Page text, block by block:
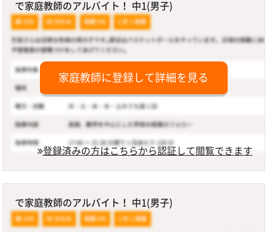
で家庭教師のアルバイト！ 中1(男子)
家庭教師に登録して詳細を見る
登録済みの方はこちらから認証して閲覧できます
で家庭教師のアルバイト！ 中1(男子)